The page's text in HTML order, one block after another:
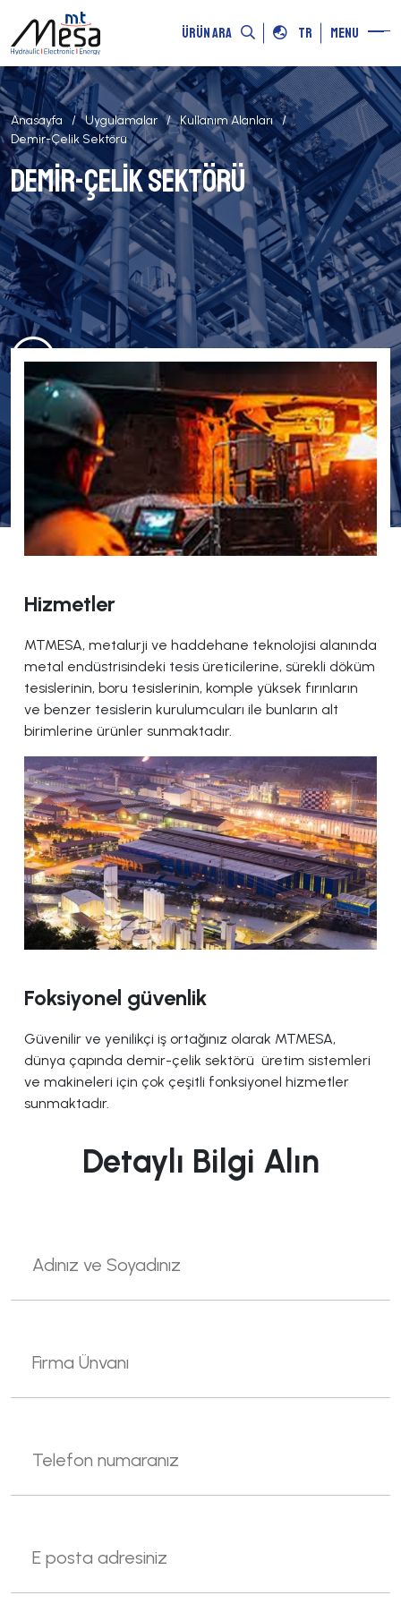
ÜRÜN ARA TR MENU
Anasayfa Uygulamalar
Kullanım Alanları
Demir-Çelik Sektörü
Demir-Çelik Sektörü
Hizmetler
MTMESA, metalurji ve haddehane teknolojisi alanında
metal endüstrisindeki tesis üreticilerine, sürekli döküm
tesislerinin, boru tesislerinin, komple yüksek fırınların
ve benzer tesislerin kurulumcuları ile bunların alt
birimlerine ürünler sunmaktadır.
Foksiyonel güvenlik
Güvenilir ve yenilikçi iş ortağınız olarak MTMESA,
dünya çapında demir-çelik sektörü üretim sistemleri
ve makineleri için çok çeşitli fonksiyonel hizmetler
sunmaktadır.
Detaylı Bilgi Alın